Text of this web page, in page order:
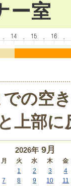
ー室
の空
上部に
2026年 9月
月 火 水 木
金
1
2 3
4
7 8 9 10
11